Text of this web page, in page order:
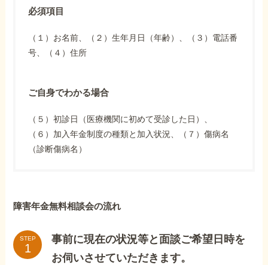
必須項目
（１）お名前、（２）生年月日（年齢）、（３）電話番
号、（４）住所
ご自身でわかる場合
（５）初診日（医療機関に初めて受診した日）、
（６）加入年金制度の種類と加入状況、（７）傷病名
（診断傷病名）
障害年金無料相談会の流れ
STEP
事前に現在の状況等と面談ご希望日時を
お伺いさせていただきます。